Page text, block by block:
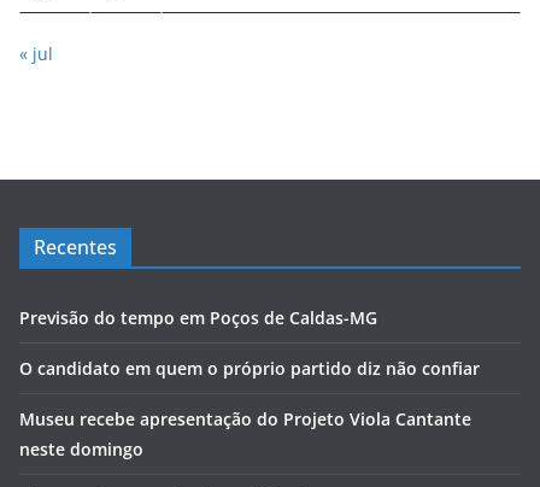
« jul
Recentes
Previsão do tempo em Poços de Caldas-MG
O candidato em quem o próprio partido diz não confiar
Museu recebe apresentação do Projeto Viola Cantante
neste domingo